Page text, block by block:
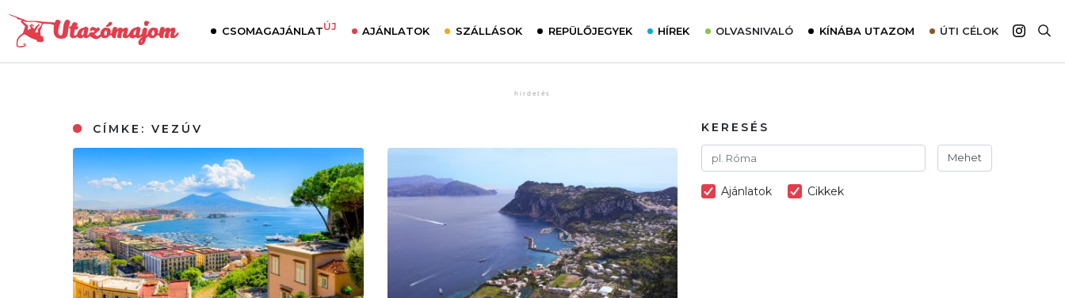
CSOMAGAJÁNLATÚJ AJÁNLATOK SZÁLLÁSOK REPÜLŐJEGYEK HÍREK OLVASNIVALÓ
Interjú
Élménybeszámolók
KÍNÁBA UTAZOM ÚTI CÉLOK
Ausztrália
CÍMKE:VEZÚV KERESÉS
Mehet
Ajánlatok Cikkek